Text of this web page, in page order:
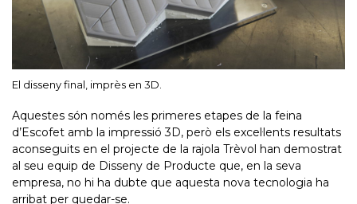
El disseny final, imprès en 3D.
Aquestes són només les primeres etapes de la feina
d’Escofet amb la impressió 3D, però els excel·lents resultats
aconseguits en el projecte de la rajola Trèvol han demostrat
al seu equip de Disseny de Producte que, en la seva
empresa, no hi ha dubte que aquesta nova tecnologia ha
arribat per quedar-se.